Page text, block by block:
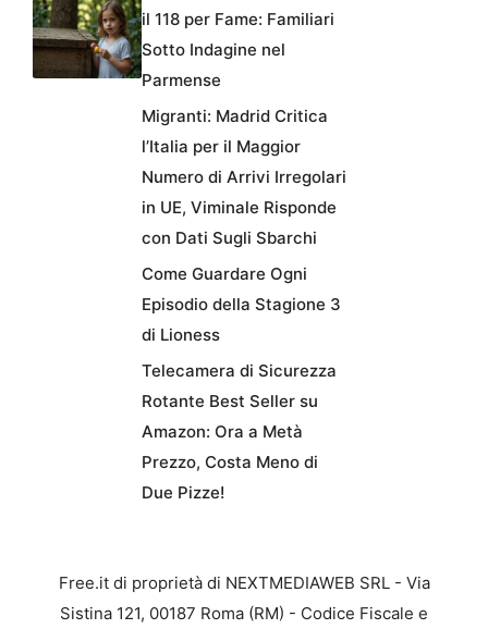
il 118 per Fame: Familiari
Sotto Indagine nel
Parmense
Migranti: Madrid Critica
l’Italia per il Maggior
Numero di Arrivi Irregolari
in UE, Viminale Risponde
con Dati Sugli Sbarchi
Come Guardare Ogni
Episodio della Stagione 3
di Lioness
Telecamera di Sicurezza
Rotante Best Seller su
Amazon: Ora a Metà
Prezzo, Costa Meno di
Due Pizze!
Free.it di proprietà di NEXTMEDIAWEB SRL - Via
Sistina 121, 00187 Roma (RM) - Codice Fiscale e